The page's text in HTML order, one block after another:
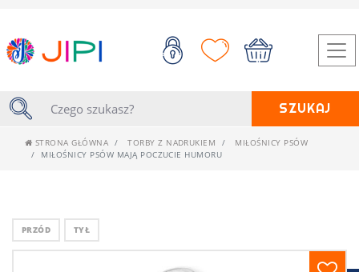
SZUKAJ
STRONA GŁÓWNA TORBY Z NADRUKIEM
MIŁOŚNICY PSÓW
MIŁOŚNICY PSÓW MAJĄ POCZUCIE HUMORU
PRZÓD TYŁ